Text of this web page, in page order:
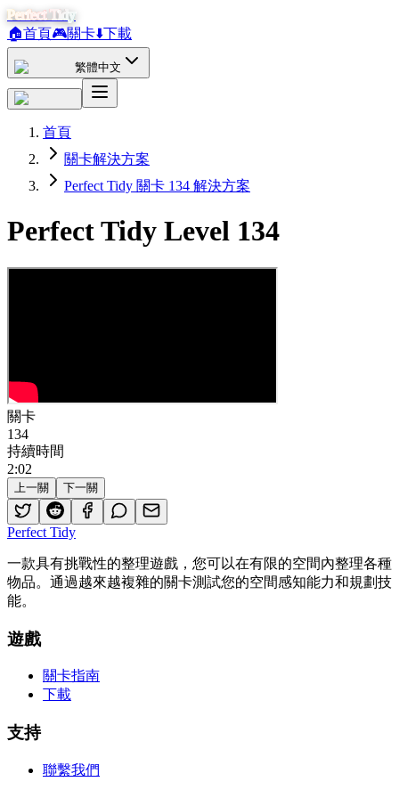
Perfect Tidy
🏠首頁🎮關卡⬇️下載
繁體中文
首頁
關卡解決方案
Perfect Tidy 關卡 134 解決方案
Perfect Tidy Level 134
關卡
134
持續時間
2:02
上一關 下一關
Perfect Tidy
一款具有挑戰性的整理遊戲，您可以在有限的空間內整理各種
物品。通過越來越複雜的關卡測試您的空間感知能力和規劃技
能。
遊戲
關卡指南
下載
支持
聯繫我們